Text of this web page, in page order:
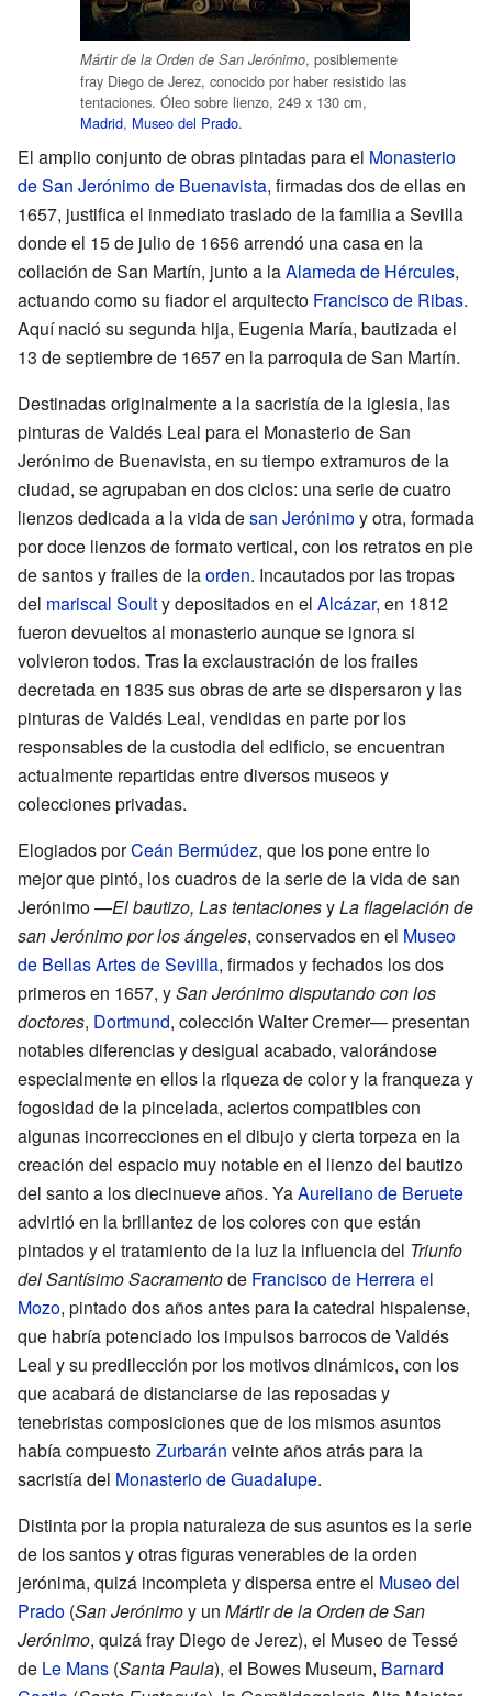
Mártir de la Orden de San Jerónimo, posiblemente
fray Diego de Jerez, conocido por haber resistido las
tentaciones. Óleo sobre lienzo, 249 x 130 cm,
Madrid, Museo del Prado.
El amplio conjunto de obras pintadas para el Monasterio
de San Jerónimo de Buenavista, firmadas dos de ellas en
1657, justifica el inmediato traslado de la familia a Sevilla
donde el 15 de julio de 1656 arrendó una casa en la
collación de San Martín, junto a laAlameda de Hércules,
actuando como su fiador el arquitecto Francisco de Ribas.
Aquí nació su segunda hija, Eugenia María, bautizada el
13 de septiembre de 1657 en la parroquia de San Martín.
Destinadas originalmente a la sacristía de la iglesia, las
pinturas de Valdés Leal para el Monasterio de San
Jerónimo de Buenavista, en su tiempo extramuros de la
ciudad, se agrupaban en dos ciclos: una serie de cuatro
lienzos dedicada a la vida desan Jerónimoy otra, formada
por doce lienzos de formato vertical, con los retratos en pie
de santos y frailes de laorden. Incautados por las tropas
del mariscal Soulty depositados en el Alcázar, en 1812
fueron devueltos al monasterio aunque se ignora si
volvieron todos. Tras la exclaustración de los frailes
decretada en 1835 sus obras de arte se dispersaron y las
pinturas de Valdés Leal, vendidas en parte por los
responsables de la custodia del edificio, se encuentran
actualmente repartidas entre diversos museos y
colecciones privadas.
Elogiados porCeán Bermúdez, que los pone entre lo
mejor que pintó, los cuadros de la serie de la vida de san
Jerónimo —El bautizo, Las tentacionesyLa flagelación de
san Jerónimo por los ángeles, conservados en el Museo
de Bellas Artes de Sevilla, firmados y fechados los dos
primeros en 1657, ySan Jerónimo disputando con los
doctores, Dortmund, colección Walter Cremer— presentan
notables diferencias y desigual acabado, valorándose
especialmente en ellos la riqueza de color y la franqueza y
fogosidad de la pincelada, aciertos compatibles con
algunas incorrecciones en el dibujo y cierta torpeza en la
creación del espacio muy notable en el lienzo del bautizo
del santo a los diecinueve años. YaAureliano de Beruete
advirtió en la brillantez de los colores con que están
pintados y el tratamiento de la luz la influencia del Triunfo
del Santísimo Sacramentode Francisco de Herrera el
Mozo, pintado dos años antes para la catedral hispalense,
que habría potenciado los impulsos barrocos de Valdés
Leal y su predilección por los motivos dinámicos, con los
que acabará de distanciarse de las reposadas y
tenebristas composiciones que de los mismos asuntos
había compuestoZurbarán veinte años atrás para la
sacristía del Monasterio de Guadalupe.
Distinta por la propia naturaleza de sus asuntos es la serie
de los santos y otras figuras venerables de la orden
jerónima, quizá incompleta y dispersa entre el Museo del
Prado (San Jerónimoy un Mártir de la Orden de San
Jerónimo, quizá fray Diego de Jerez), el Museo de Tessé
de Le Mans (Santa Paula), el Bowes Museum, Barnard